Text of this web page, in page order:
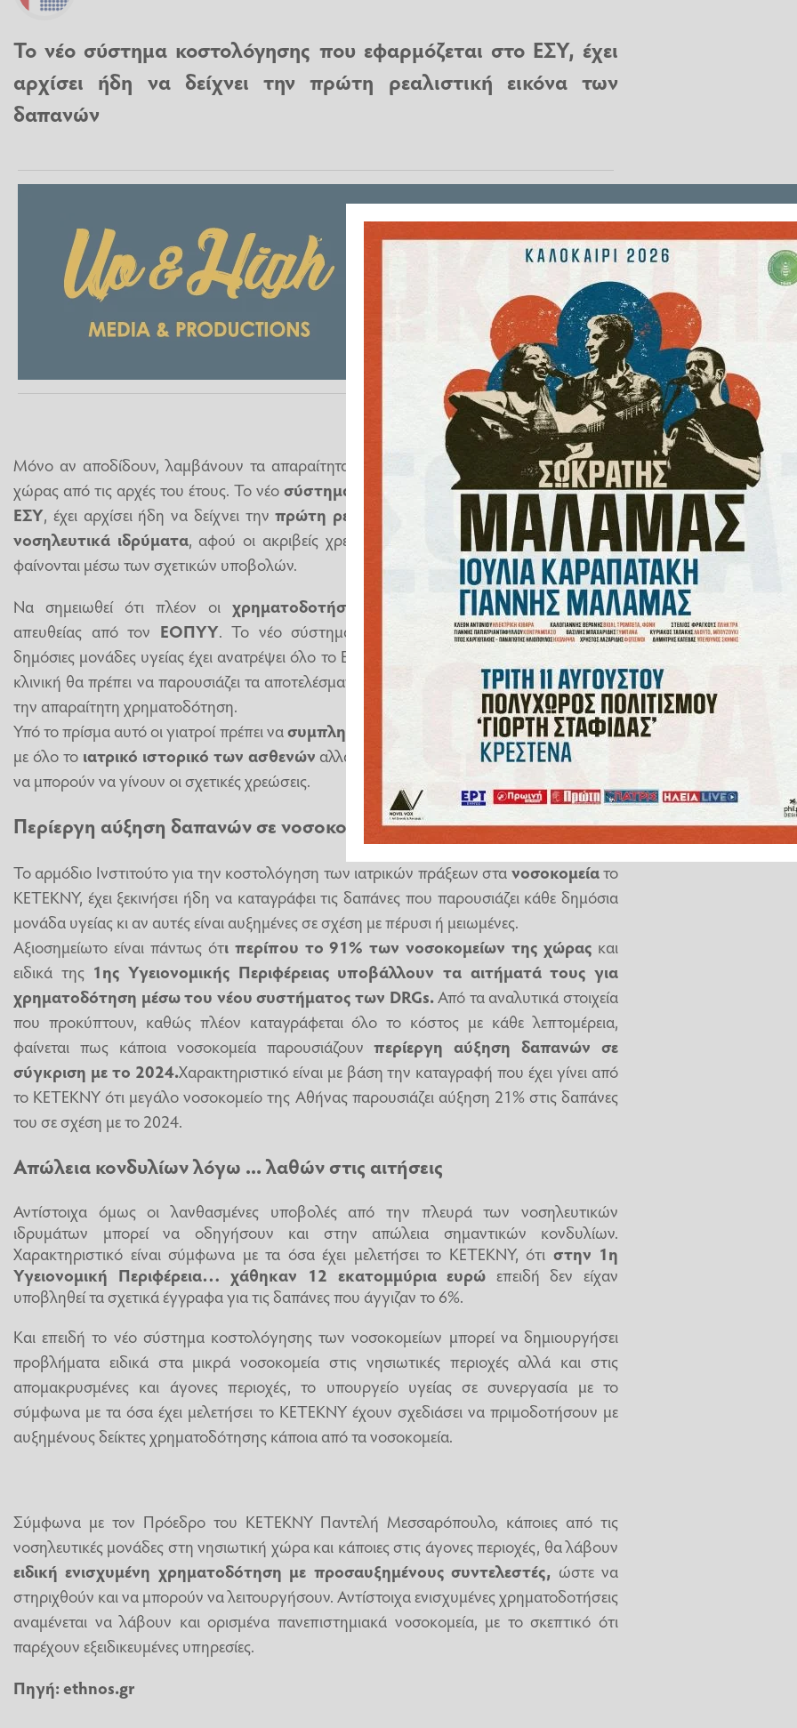
Το νέο σύστημα κοστολόγησης που εφαρμόζεται στο ΕΣΥ, έχει
αρχίσει ήδη να δείχνει την πρώτη ρεαλιστική εικόνα των
δαπανών
Μόνο αν αποδίδουν, λαμβάνουν τα απαραίτητα κονδύλια τα δημόσια νοσοκομεία της
χώρας από τις αρχές του έτους. Το νέοσύστημα κοστολόγησηςπου εφαρμόζεται στο
ΕΣΥ, έχει αρχίσει ήδη να δείχνει τηνπρώτη ρεαλιστική εικόνα των δαπανών στα
νοσηλευτικά ιδρύματα, αφού οι ακριβείς χρεώσεις για τις νοσηλείες των ασθενών,
φαίνονται μέσω των σχετικών υποβολών.
Να σημειωθεί ότι πλέον οι χρηματοδοτήσεις στα νοσοκομείακαταβάλλονται
απευθείας από τον ΕΟΠΥΥ. Το νέο σύστημα κοστολόγησης των νοσηλειών στις
δημόσιες μονάδες υγείας έχει ανατρέψει όλο το Εθνικό Σύστημα Υγείας, καθώς πια κάθε
κλινική θα πρέπει να παρουσιάζει τα αποτελέσματά της, ώστε να μπορεί να λαμβάνει και
την απαραίτητη χρηματοδότηση.
Υπό το πρίσμα αυτό οι γιατροί πρέπει νασυμπληρώνουν ειδικούς φακέλους ψηφιακά
με όλο το ιατρικό ιστορικό των ασθενών αλλά και τον τρόπο νοσηλείαςτους, ώστε
να μπορούν να γίνουν οι σχετικές χρεώσεις.
Περίεργη αύξηση δαπανών σε νοσοκομεία
Το αρμόδιο Ινστιτούτο για την κοστολόγηση των ιατρικών πράξεων στανοσοκομείατο
ΚΕΤΕΚΝΥ, έχει ξεκινήσει ήδη να καταγράφει τις δαπάνες που παρουσιάζει κάθε δημόσια
μονάδα υγείας κι αν αυτές είναι αυξημένες σε σχέση με πέρυσι ή μειωμένες.
Αξιοσημείωτο είναι πάντως ότι περίπου το 91% των νοσοκομείων της χώρας και
ειδικά της 1ης Υγειονομικής Περιφέρειας υποβάλλουν τα αιτήματά τους για
χρηματοδότηση μέσω του νέου συστήματος των DRGs.Από τα αναλυτικά στοιχεία
που προκύπτουν, καθώς πλέον καταγράφεται όλο το κόστος με κάθε λεπτομέρεια,
φαίνεται πως κάποια νοσοκομεία παρουσιάζουνπερίεργη αύξηση δαπανών σε
σύγκριση με το 2024.Χαρακτηριστικό είναι με βάση την καταγραφή που έχει γίνει από
το ΚΕΤΕΚΝΥ ότι μεγάλο νοσοκομείο της Αθήνας παρουσιάζει αύξηση 21% στις δαπάνες
του σε σχέση με το 2024.
Απώλεια κονδυλίων λόγω ... λαθών στις αιτήσεις
Αντίστοιχα όμως οι λανθασμένες υποβολές από την πλευρά των νοσηλευτικών
ιδρυμάτων μπορεί να οδηγήσουν και στην απώλεια σημαντικών κονδυλίων.
Χαρακτηριστικό είναι σύμφωνα με τα όσα έχει μελετήσει το ΚΕΤΕΚΝΥ, ότι στην 1η
Υγειονομική Περιφέρεια… χάθηκαν 12 εκατομμύρια ευρώ επειδή δεν είχαν
υποβληθεί τα σχετικά έγγραφα για τις δαπάνες που άγγιζαν το 6%.
Και επειδή το νέο σύστημα κοστολόγησης των νοσοκομείων μπορεί να δημιουργήσει
προβλήματα ειδικά στα μικρά νοσοκομεία στις νησιωτικές περιοχές αλλά και στις
απομακρυσμένες και άγονες περιοχές, το υπουργείο υγείας σε συνεργασία με το
σύμφωνα με τα όσα έχει μελετήσει το ΚΕΤΕΚΝΥ έχουν σχεδιάσει να πριμοδοτήσουν με
αυξημένους δείκτες χρηματοδότησης κάποια από τα νοσοκομεία.
Σύμφωνα με τον Πρόεδρο του ΚΕΤΕΚΝΥ Παντελή Μεσσαρόπουλο, κάποιες από τις
νοσηλευτικές μονάδες στη νησιωτική χώρα και κάποιες στις άγονες περιοχές, θα λάβουν
ειδική ενισχυμένη χρηματοδότηση με προσαυξημένους συντελεστές, ώστε να
στηριχθούν και να μπορούν να λειτουργήσουν. Αντίστοιχα ενισχυμένες χρηματοδοτήσεις
αναμένεται να λάβουν και ορισμένα πανεπιστημιακά νοσοκομεία, με το σκεπτικό ότι
παρέχουν εξειδικευμένες υπηρεσίες.
Πηγή: ethnos.gr